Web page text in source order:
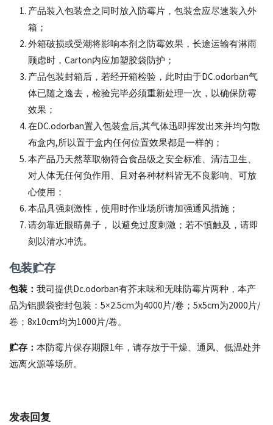
产品装入包装盒之同时放入防霉片，包装盒应尽速装入外
箱；
外箱破损或受潮将影响本剂之防霉效果，长途运输有淋雨
顾虑时，Carton内应加塑胶袋防护；
产品包装封箱后，若经开箱检验，此时由于DC.odorban气
体已随之逸去，检验完毕必须重新处理一次，以确保防霉
效果；
在DC.odorban置入包装盒后,其气体迅即挥发出来并均匀散
布盒内,所以置于盒内任何位置效果都是一样的；
本产品乃天然萃取物符合食品级之安全标准、清洁卫生、
对人体无任何负作用、且对各种材料皆无不良影响、可放
心使用；
本品具强刺激性，使用时作业场所请加强通风措施；
请勿靠近眼睛鼻子， 以避免过度刺激；若不慎触及，请即
刻以清水冲洗。
包装贮存
包装：我司提供Dc.odorban有芥末味和无味防霉片两种，本产
品为铝膜袋密封包装：5×2.5cm为4000片/卷；5x5cm为2000片/
卷；8x10cm均为1000片/卷。
贮存：本防霉片保存期限1年，请存放于干燥、通风、低温处并
远离火源等场所。
发表回复